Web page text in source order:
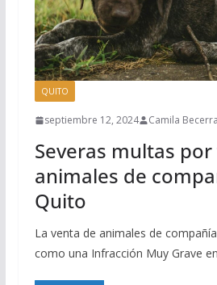
QUITO
septiembre 12, 2024 Camila Becerra
Severas multas
animales de
Quito
La venta de animales de
como una Infracción Muy Grave